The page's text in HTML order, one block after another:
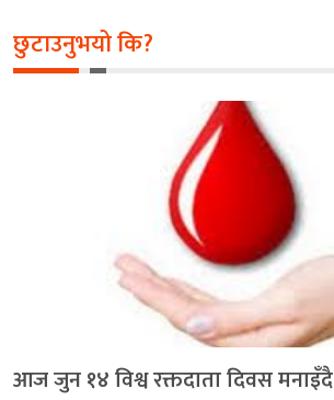
छुटाउनुभयो कि?
आज जुन १४ विश्व रक्तदाता दिवस मनाइँदै